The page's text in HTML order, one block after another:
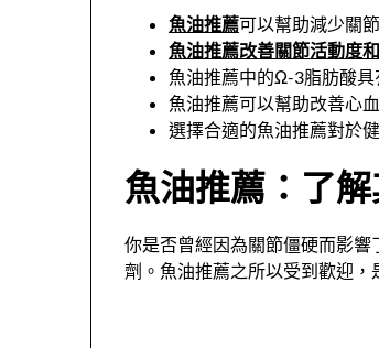
魚油推薦可以幫助減少關
魚油推薦改善關節活動度
魚油推薦中的Ω-3脂肪酸具
魚油推薦可以幫助改善心
選擇合適的魚油推薦對於
魚油推薦：了
你是否曾經因為關節僵硬而影
劑。魚油推薦之所以受到歡迎